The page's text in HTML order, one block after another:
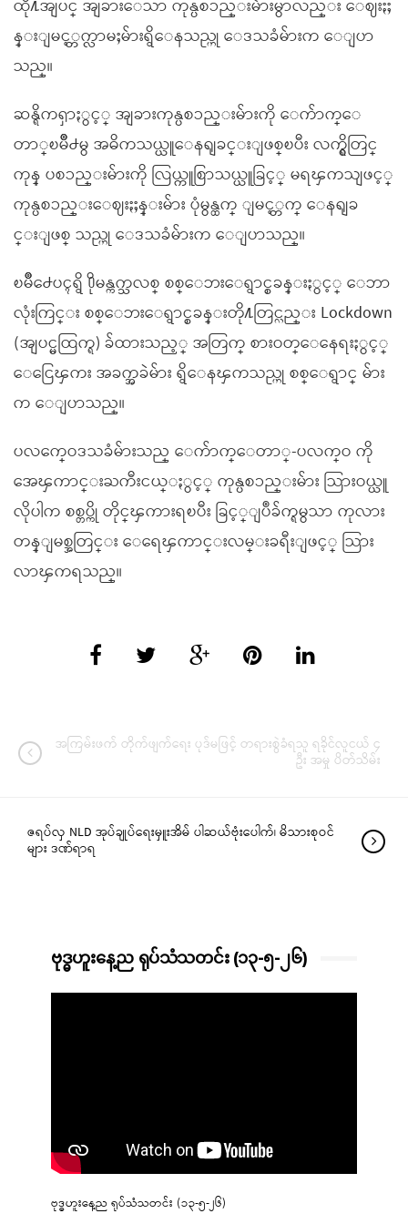
ထို႔အျပင္ အျခားေသာ ကုန္ပစၥည္းမ်ားမွာလည္း ေဈးႏႈ
န္းျမင့္တက္လာမႈမ်ားရွိေနသည္ဟု ေဒသခံမ်ားက ေျပာ
သည္။
ဆန္ရိကၡာႏွင့္ အျခားကုန္ပစၥည္းမ်ားကို ေက်ာက္ေ
တာ္ၿမိဳ႕မွ အဓိကသယ္ယူေနရျခင္းျဖစ္ၿပီး လက္ရွိတြင္
ကုန္ ပစၥည္းမ်ားကို လြယ္ကူစြာသယ္ယူခြင့္ မရၾကသျဖင့္
ကုန္ပစၥည္းေဈးႏႈန္းမ်ား ပုံမွန္ထက္ ျမင့္တက္ ေနရျခ
င္းျဖစ္ သည္ဟု ေဒသခံမ်ားက ေျပာသည္။
ၿမိဳ႕ေပၚရွိ ႐ိုမန္ကက္သလစ္ စစ္ေဘးေရွာင္စခန္းႏွင့္ ေဘာ
လုံးကြင္း စစ္ေဘးေရွာင္စခန္းတို႔တြင္လည္း Lockdown
(အျပင္မထြက္ရ) ခ်ထားသည့္ အတြက္ စားဝတ္ေနေရးႏွင့္
ေငြေၾကး အခက္အခဲမ်ား ရွိေနၾကသည္ဟု စစ္ေရွာင္ မ်ား
က ေျပာသည္။
ပလက္ဝေဒသခံမ်ားသည္ ေက်ာက္ေတာ္-ပလက္ဝ ကို
အေၾကာင္းႀကီးငယ္ႏွင့္ ကုန္ပစၥည္းမ်ား သြားဝယ္ယူ
လိုပါက စစ္တပ္ကို တိုင္ၾကားရၿပီး ခြင့္ျပဳခ်က္ရမွသာ ကုလား
တန္ျမစ္အတြင္း ေရေၾကာင္းလမ္းခရီးျဖင့္ သြား
လာၾကရသည္။
အကြမ်းဖက် တိုက်ဖျက်ရေး ပုဒ်မဖြင့် တရားစွဲခံရသူ ရခိုင်လူငယ် ၄
ဦး အမှု ပိတ်သိမ်း
ဇရပ်လှ NLD အုပ်ချုပ်ရေးမှူးအိမ် ပါဆယ်ဗုံးပေါက်၊ မိသားစုဝင်
များ ဒဏ်ရာရ
ဗုဒ္ဓဟူးနေ့ည ရုပ်သံသတင်း (၁၃-၅-၂၆)
ဗုဒ္ဓဟူးနေ့ည ရုပ်သံသတင်း (၁၃-၅-၂၆)